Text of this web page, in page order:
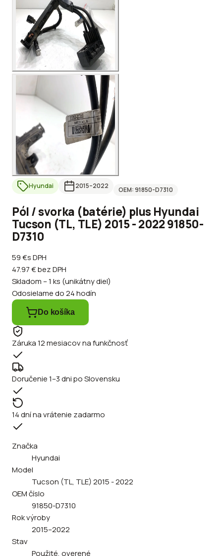
Hyundai 2015–2022 OEM:91850-D7310
Pól / svorka (batérie) plus Hyundai
Tucson (TL, TLE) 2015 - 2022 91850-
D7310
59 €s DPH
47.97 €bez DPH
Skladom – 1 ks (unikátny diel)
Odosielame do 24 hodín
Do košíka
Záruka 12 mesiacov na funkčnosť
Doručenie 1–3 dni po Slovensku
14 dní na vrátenie zadarmo
Značka
Hyundai
Model
Tucson (TL, TLE) 2015 - 2022
OEM číslo
91850-D7310
Rok výroby
2015–2022
Stav
Použité, overené